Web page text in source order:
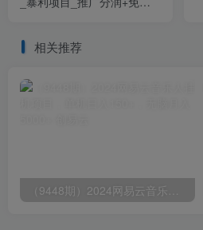
相关推荐